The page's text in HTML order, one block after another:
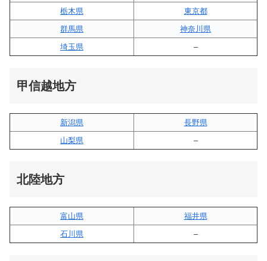
栃木県
東京都
群馬県
神奈川県
埼玉県
–
甲信越地方
新潟県
長野県
山梨県
–
北陸地方
富山県
福井県
石川県
–